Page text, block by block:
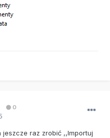
0
jeszcze raz zrobić ,,Importuj